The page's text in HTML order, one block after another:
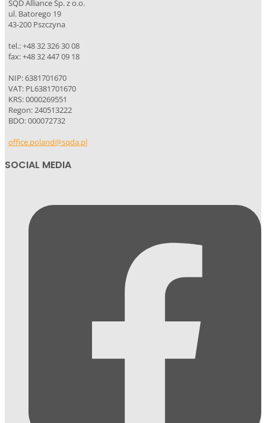
SQD Alliance Sp. z o.o.
ul. Batorego 19
43-200 Pszczyna
tel.: +48 32 326 30 08
fax: +48 32 447 09 18
NIP: 6381701670
VAT: PL6381701670
KRS: 0000269551
Regon: 240513222
BDO: 000072732
office.poland@sqda.pl
SOCIAL MEDIA